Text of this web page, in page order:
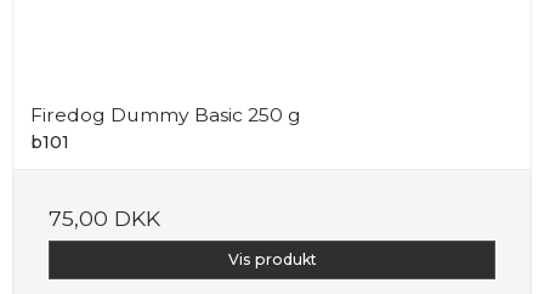
Firedog Dummy Basic 250 g
b101
75,00 DKK
Vis produkt